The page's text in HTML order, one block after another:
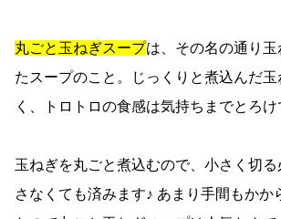
丸ごと玉ねぎスープは、その名の通り
たスープのこと。じっくりと煮込んだ
く、トロトロの食感は気持ちまでとろ
玉ねぎを丸ごと煮込むので、小さく切
さなくても済みます♪ あまり手間もかか